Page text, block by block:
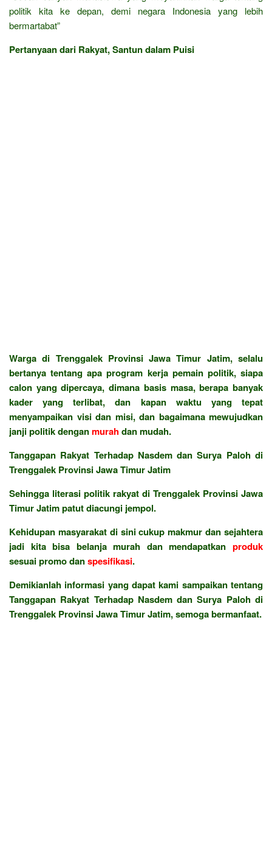
politik kita ke depan, demi negara Indonesia yang lebih
bermartabat”
Pertanyaan dari Rakyat, Santun dalam Puisi
Warga di Trenggalek Provinsi Jawa Timur Jatim, selalu
bertanya tentang apa program kerja pemain politik, siapa
calon yang dipercaya, dimana basis masa, berapa banyak
kader yang terlibat, dan kapan waktu yang tepat
menyampaikan visi dan misi, dan bagaimana mewujudkan
janji politik denganmurahdan mudah.
Tanggapan Rakyat Terhadap Nasdem dan Surya Paloh di
Trenggalek Provinsi Jawa Timur Jatim
Sehingga literasi politik rakyat di Trenggalek Provinsi Jawa
Timur Jatim patut diacungi jempol.
Kehidupan masyarakat di sini cukup makmur dan sejahtera
jadi kita bisa belanja murah dan mendapatkan produk
sesuai promo danspesifikasi.
Demikianlah informasi yang dapat kami sampaikan tentang
Tanggapan Rakyat Terhadap Nasdem dan Surya Paloh di
Trenggalek Provinsi Jawa Timur Jatim, semoga bermanfaat.